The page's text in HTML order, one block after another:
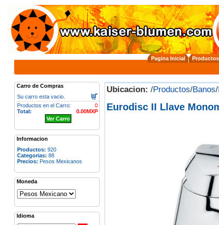
Pagina Inicial Productos
Carro de Compras
Su carro esta vacio.
0
Productos en el Carro:
0.00MXP
Total:
Ver Carro
Informacion
Productos: 920
Categorias: 88
Precios: Pesos Mexicanos
Moneda
Idioma
Ubicacion: /Productos/Banos/
Eurodisc II Llave